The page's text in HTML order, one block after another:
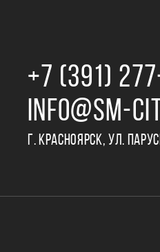
+7 (391)
INFO@SM-
Г. КРАСНОЯРСК, УЛ.